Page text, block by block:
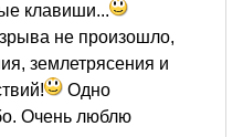
клавиши...
не произошло,
землетрясения и
Одно
Очень люблю